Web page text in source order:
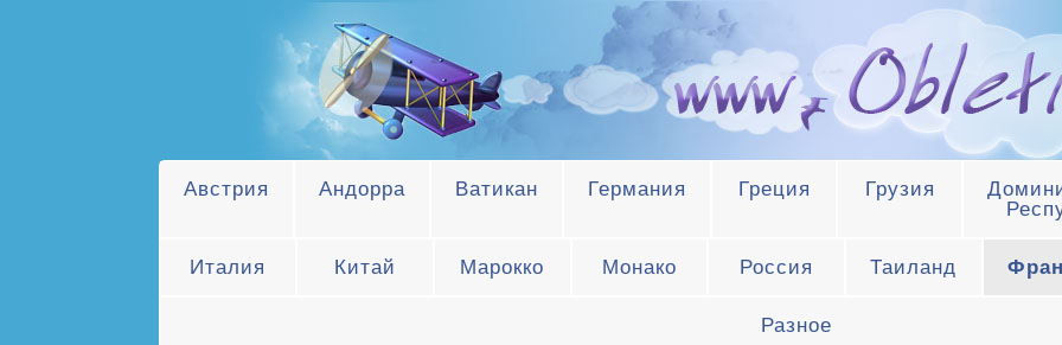
Австрия Андорра Ватикан Германия Греция Грузия
Италия Китай Марокко Монако Россия Таиланд
Разное